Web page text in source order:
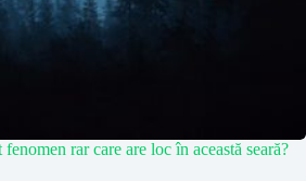
rar care are loc în această seară?